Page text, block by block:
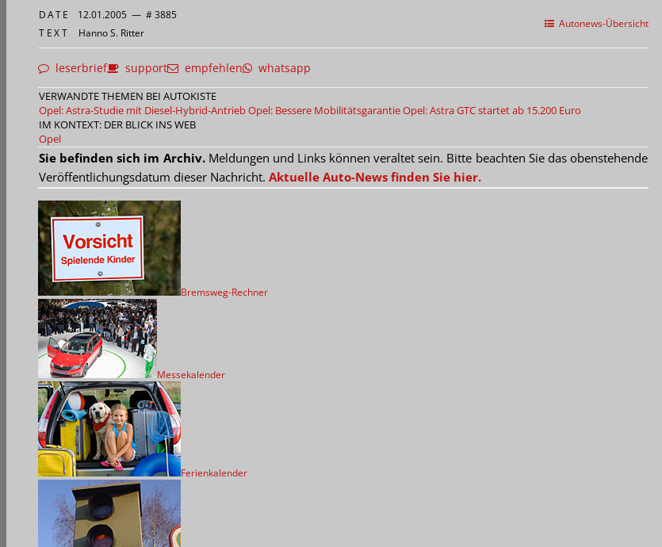
Autonews-Übersicht
DATE 12.01.2005 — # 3885
TEXT Hanno S. Ritter
leserbrief support empfehlen whatsapp
VERWANDTE THEMEN BEI AUTOKISTE
Opel: Astra-Studie mit Diesel-Hybrid-AntriebOpel: Bessere MobilitätsgarantieOpel: Astra GTC startet ab 15.200 Euro
IM KONTEXT: DER BLICK INS WEB
Opel
Sie befinden sich im Archiv.Meldungen und Links können veraltet sein. Bitte beachten Sie das obenstehende
Veröffentlichungsdatum dieser Nachricht. Aktuelle Auto-News finden Sie hier.
Bremsweg-Rechner
Messekalender
Ferienkalender